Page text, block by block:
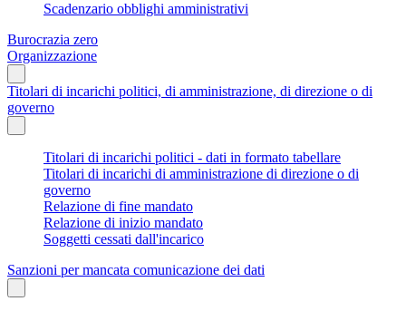
Scadenzario obblighi amministrativi
Burocrazia zero
Organizzazione
Titolari di incarichi politici, di amministrazione, di direzione o di
governo
Titolari di incarichi politici - dati in formato tabellare
Titolari di incarichi di amministrazione di direzione o di
governo
Relazione di fine mandato
Relazione di inizio mandato
Soggetti cessati dall'incarico
Sanzioni per mancata comunicazione dei dati